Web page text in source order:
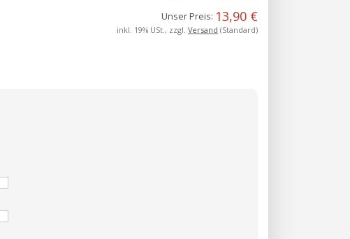
Unser Preis: 13,90 €
inkl. 19% USt., zzgl. Versand (Standard)